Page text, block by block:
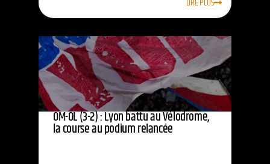
LIRE PLUS
OM-OL (3-2) : Lyon battu au Vélodrome,
la course au podium relancée